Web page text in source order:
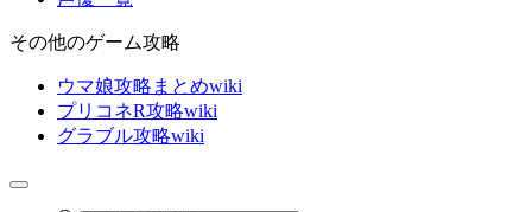
その他のゲーム攻略
ウマ娘攻略まとめwiki
プリコネR攻略wiki
グラブル攻略wiki